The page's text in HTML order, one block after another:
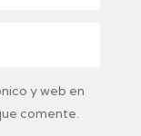
y web en
comente.